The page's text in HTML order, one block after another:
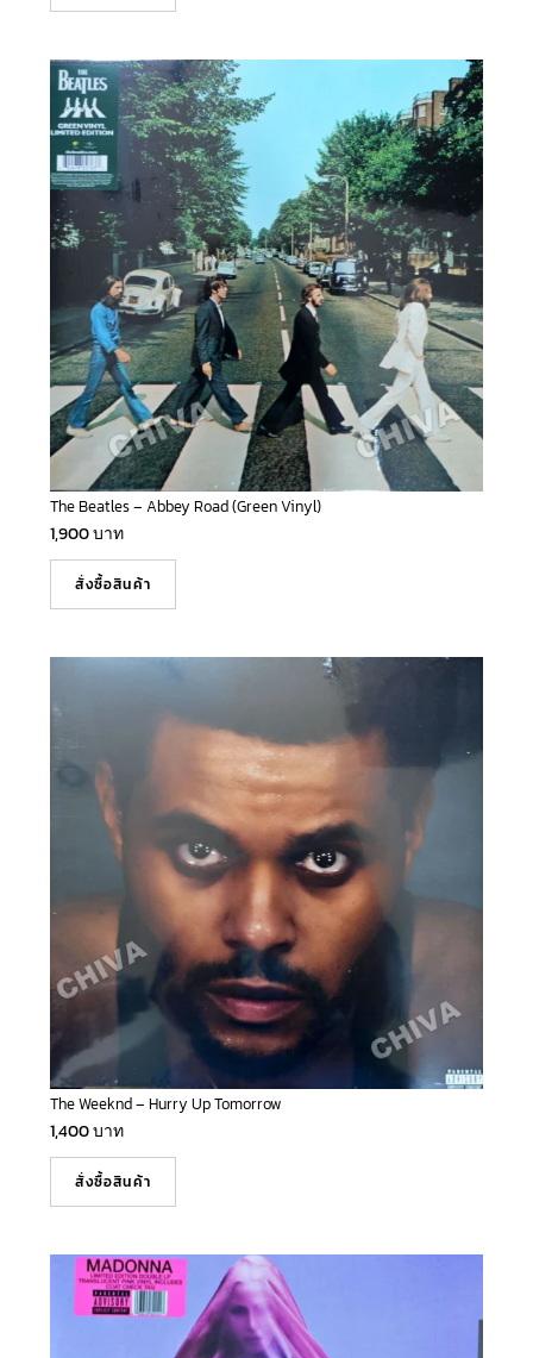
The Beatles – Abbey Road (Green Vinyl)
1,900บาท
สั่งซื้อสินค้า
The Weeknd – Hurry Up Tomorrow
1,400บาท
สั่งซื้อสินค้า